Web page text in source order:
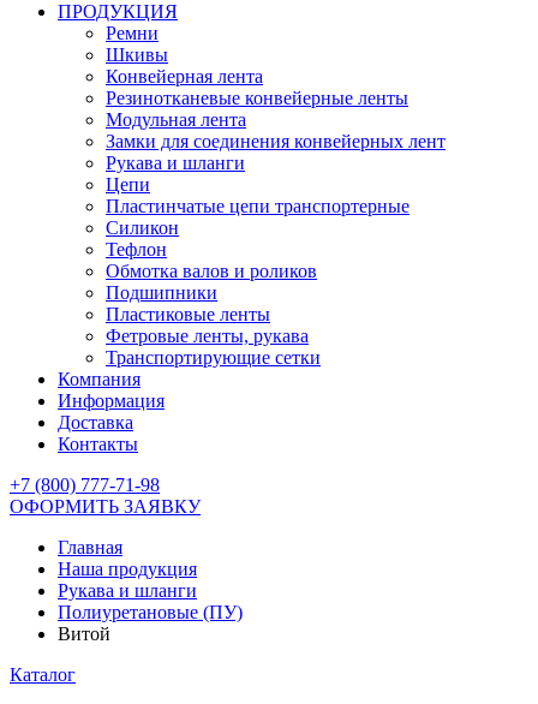
ПРОДУКЦИЯ
Ремни
Шкивы
Конвейерная лента
Резинотканевые конвейерные ленты
Модульная лента
Замки для соединения конвейерных лент
Рукава и шланги
Цепи
Пластинчатые цепи транспортерные
Силикон
Тефлон
Обмотка валов и роликов
Подшипники
Пластиковые ленты
Фетровые ленты, рукава
Транспортирующие сетки
Компания
Информация
Доставка
Контакты
+7 (800) 777-71-98
ОФОРМИТЬ ЗАЯВКУ
Главная
Наша продукция
Рукава и шланги
Полиуретановые (ПУ)
Витой
Каталог